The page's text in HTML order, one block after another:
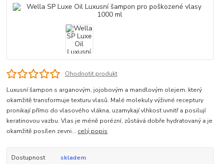
Ohodnotit produkt
Luxusní šampon s arganovým, jojobovým a mandlovým olejem, který
okamžitě transformuje texturu vlasů. Malé molekuly výživné receptury
pronikají přímo do vlasového vlákna, uzamykají vlhkost uvnitř a posilují
keratinovou vazbu. Vlas je méně porézní, zůstává dobře hydratovaný a je
okamžitě posílen zevni... celý popis
Dostupnost skladem